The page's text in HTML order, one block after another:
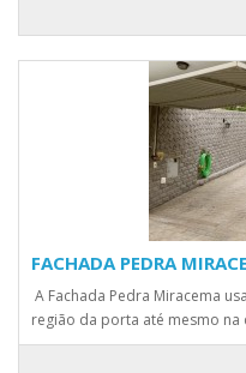
FACHADA PEDRA
A Fachada Pedra Miracema
região da porta até mesmo na